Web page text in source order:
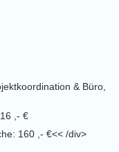
& Büro,
,- €
160 ,- €<< /div>